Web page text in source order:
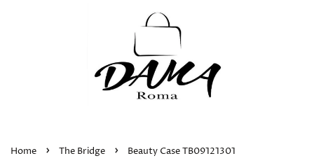
Home › The Bridge › Beauty Case TB09121301